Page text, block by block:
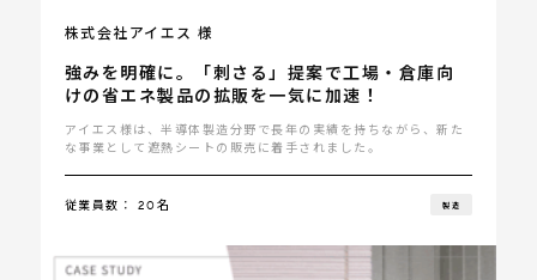
株式会社アイエス 様
強みを明確に。「刺さる」提案で工場・倉庫向
けの省エネ製品の拡販を一気に加速！
アイエス様は、半導体製造分野で長年の実績を持ちながら、新た
な事業として遮熱シートの販売に着手されました。
従業員数： 20名 製造